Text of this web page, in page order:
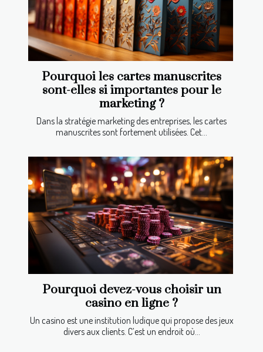
Pourquoi les cartes manuscrites
sont-elles si importantes pour le
marketing ?
Dans la stratégie marketing des entreprises, les cartes
manuscrites sont fortement utilisées. Cet...
Pourquoi devez-vous choisir un
casino en ligne ?
Un casino est une institution ludique qui propose des jeux
divers aux clients. C’est un endroit où...